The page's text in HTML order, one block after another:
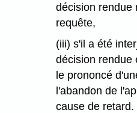
décision rendue
requête,
(iii) s'il a été
décision rendue
le prononcé
l'abandon de
cause de retard.